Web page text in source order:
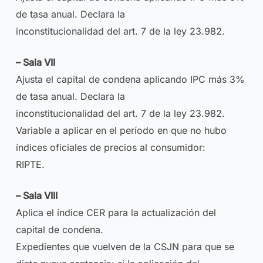
de tasa anual. Declara la
inconstitucionalidad del art. 7 de la ley 23.982.
– Sala VII
Ajusta el capital de condena aplicando IPC más 3%
de tasa anual. Declara la
inconstitucionalidad del art. 7 de la ley 23.982.
Variable a aplicar en el período en que no hubo
índices oficiales de precios al consumidor:
RIPTE.
– Sala VIII
Aplica el índice CER para la actualización del
capital de condena.
Expedientes que vuelven de la CSJN para que se